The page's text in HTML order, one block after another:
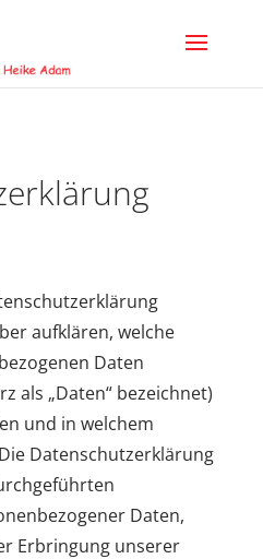
aufklären, welche
Daten
als „Daten“ bezeichnet)
und in welchem
Datenschutzerklärung
Daten,
Erbringung unserer